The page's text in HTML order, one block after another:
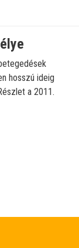
hosszú ideig
a 2011.